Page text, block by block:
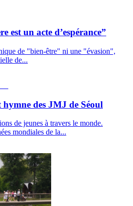
est un acte d’espérance”
de "bien-être" ni une "évasion",
de...
des JMJ de Séoul
de jeunes à travers le monde.
mondiales de la...